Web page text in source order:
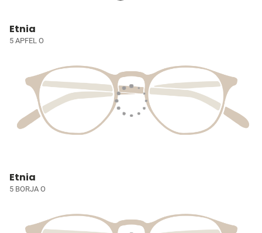
Etnia
5 APFEL O
Etnia
5 BORJA O